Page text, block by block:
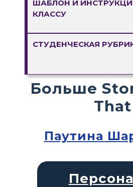
ШАБЛОН И
КЛАССУ
СТУДЕНЧЕСКАЯ
Больше
That
Паутина